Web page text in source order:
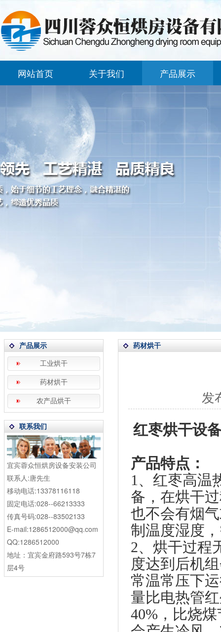
网站首页 关于我们 产品展示
产品展示
工业烘干
药材烘干
农产品烘干
联系我们
宜宾蓉众恒烘房设备安装公司
联系人:唐先生
移动电话:13378116118
固定电话:028--66213333
传真号码:028--83502133
E-mail:1286512000@qq.com
QQ:1286512000
地址：宜宾金府路593号7栋7
层4号
药材烘干
发
红枣烘干设
产品特点：
1、红枣高温
备，在烘干
也不会有烟
制温度湿度
2、烘干过程
度达到后机
常温常压下
量比电热管
40%，比烧